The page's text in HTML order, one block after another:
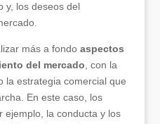
y, los deseos del
más a fondo aspectos
del mercado , con la
la estrategia comercial que
En este caso, los
ejemplo, la conducta y los